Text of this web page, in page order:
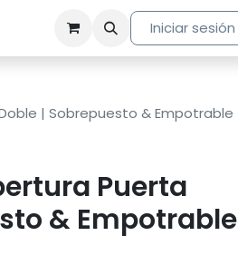
Iniciar sesión
| Sobrepuesto & Empotrable
Puerta
& Empotrable